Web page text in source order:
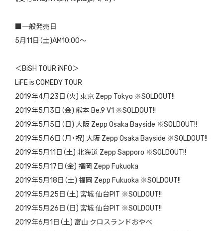
■一般発売日
5月11日（土)AM10:00～
＜BiSH TOUR iNFO＞
LiFE is COMEDY TOUR
2019年4月23日（火) 東京 Zepp Tokyo ※SOLDOUT!!
2019年5月3日（金) 熊本 Be.9 V1 ※SOLDOUT!!
2019年5月5日（日) 大阪 Zepp Osaka Bayside ※SOLDOUT!!
2019年5月6日（月・祝) 大阪 Zepp Osaka Bayside ※SOLDOUT!!
2019年5月11日（土) 北海道 Zepp Sapporo ※SOLDOUT!!
2019年5月17日（金) 福岡 Zepp Fukuoka
2019年5月18日（土) 福岡 Zepp Fukuoka ※SOLDOUT!!
2019年5月25日（土) 宮城 仙台PIT ※SOLDOUT!!
2019年5月26日（日) 宮城 仙台PIT ※SOLDOUT!!
2019年6月1日（土) 富山 クロスランドおやべ